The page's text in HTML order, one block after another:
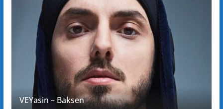
VEYasin – Baksen